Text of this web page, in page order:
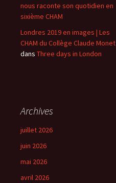
nous raconte son quotidien en
sixième CHAM
Londres 2019 en images | Les
CHAM du Collège Claude Monet
dans Three days in London
Archives
juillet 2026
juin 2026
mai 2026
avril 2026